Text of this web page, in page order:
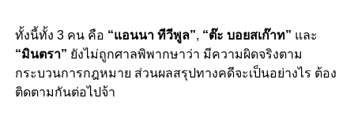
ทั้งนี้ทั้ง 3 คน คือ “แอนนา ทีวีพูล”, “ต๊ะ บอยสเก๊าท” และ
“มินตรา” ยังไม่ถูกศาลพิพากษาว่า มีความผิดจริงตาม
กระบวนการกฎหมาย ส่วนผลสรุปทางคดีจะเป็นอย่างไร ต้อง
ติดตามกันต่อไปจ้า